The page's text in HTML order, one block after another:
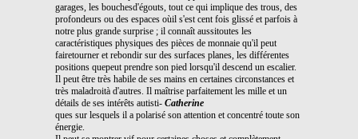
garages, les bouchesd'égouts, tout ce qui implique des trous, des
profondeurs ou des espaces oùil s'est cent fois glissé et parfois à
notre plus grande surprise ; il connaît aussitoutes les
caractéristiques physiques des pièces de monnaie qu'il peut
fairetourner et rebondir sur des surfaces planes, les différentes
positions quepeut prendre son pied lorsqu'il descend un escalier.
Il peut être très habile de ses mains en certaines circonstances et
très maladroità d'autres. Il maîtrise parfaitement les mille et un
détails de ses intérêts autisti- Catherine
ques sur lesquels il a polarisé son attention et concentré toute son
énergie.